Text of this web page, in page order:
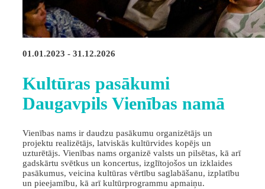
01.01.2023 - 31.12.2026
Kultūras pasākumi
Daugavpils Vienības namā
Vienības nams ir daudzu pasākumu organizētājs un
projektu realizētājs, latviskās kultūrvides kopējs un
uzturētājs. Vienības nams organizē valsts un pilsētas, kā arī
gadskārtu svētkus un koncertus, izglītojošos un izklaides
pasākumus, veicina kultūras vērtību saglabāšanu, izplatību
un pieejamību, kā arī kultūrprogrammu apmaiņu.